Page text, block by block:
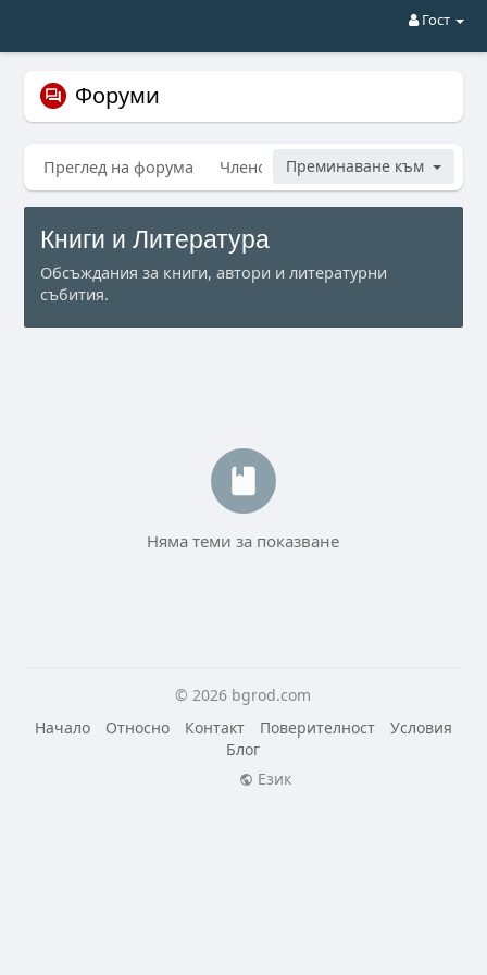
Гост
Форуми
Преглед на форума Членове Търсене Моите
Преминаване към
Книги и Литература
Обсъждания за книги, автори и литературни
събития.
Няма теми за показване
© 2026 bgrod.com
Начало
Относно Контакт Поверителност
Условия
Блог
Език